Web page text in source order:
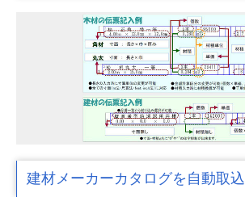
建材メーカーカタログを自動取込